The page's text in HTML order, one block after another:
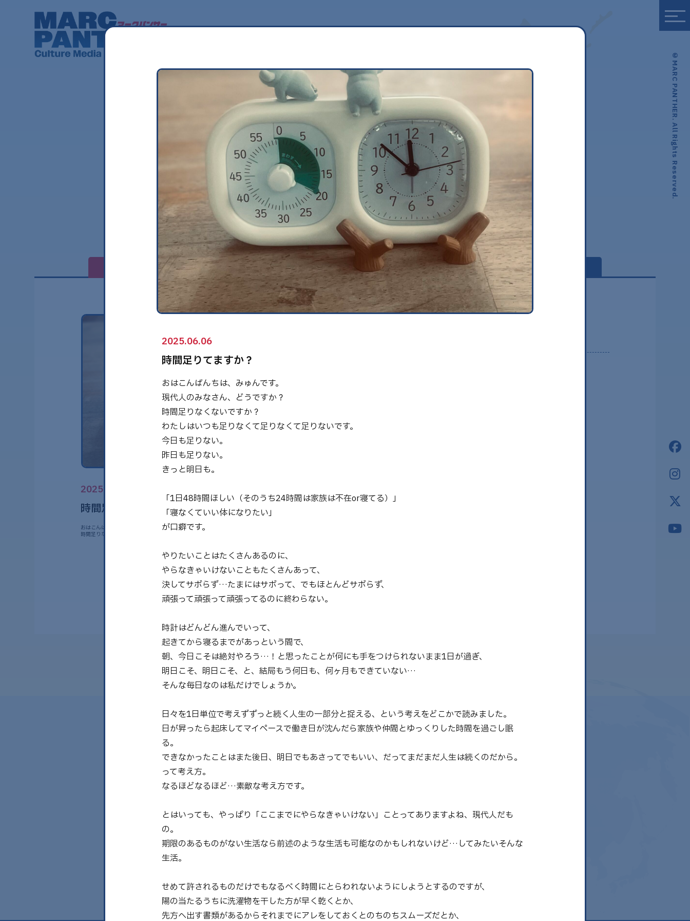
© MARC PANTHER. All Rights Reserved.
健康 美容 環境
2025.06.06
時間足りてますか？
おはこんばんちは、みゅんです。 現代人のみなさん、どうですか？
時間足りなくないですか？ わたしはい……
2025.06.06
時間足りてますか？
おはこんばんちは、みゅんです。
現代人のみなさん、どうですか？
時間足りなくないですか？
わたしはいつも足りなくて足りなくて足りないです。
今日も足りない。
昨日も足りない。
きっと明日も。
「1日48時間ほしい（そのうち24時間は家族は不在or寝てる）」
「寝なくていい体になりたい」
が口癖です。
やりたいことはたくさんあるのに、
やらなきゃいけないこともたくさんあって、
決してサボらず…たまにはサボって、でもほとんどサボらず、
頑張って頑張って頑張ってるのに終わらない。
時計はどんどん進んでいって、
起きてから寝るまでがあっという間で、
朝、今日こそは絶対やろう…！と思ったことが何にも手をつけられないまま1日が過ぎ、
明日こそ、明日こそ、と、結局もう何日も、何ヶ月もできていない…
そんな毎日なのは私だけでしょうか。
日々を1日単位で考えずずっと続く人生の一部分と捉える、という考えをどこかで読みました。
日が昇ったら起床してマイペースで働き日が沈んだら家族や仲間とゆっくりした時間を過ごし眠
る。
できなかったことはまた後日、明日でもあさってでもいい、だってまだまだ人生は続くのだから。
って考え方。
なるほどなるほど…素敵な考え方です。
とはいっても、やっぱり「ここまでにやらなきゃいけない」ことってありますよね、現代人だも
の。
期限のあるものがない生活なら前述のような生活も可能なのかもしれないけど…してみたいそんな
生活。
せめて許されるものだけでもなるべく時間にとらわれないようにしようとするのですが、
陽の当たるうちに洗濯物を干した方が早く乾くとか、
先方へ出す書類があるからそれまでにアレをしておくとのちのちスムーズだとか、